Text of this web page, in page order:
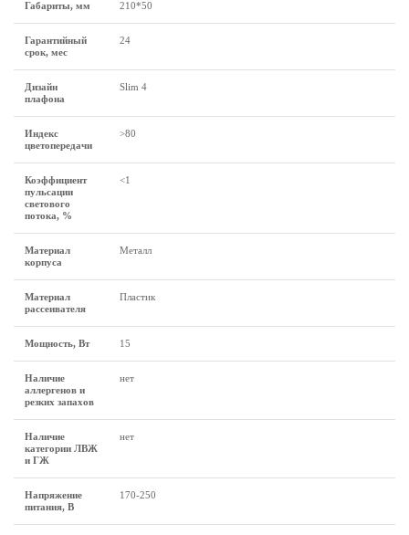
Габариты, мм 210*50
Гарантийный
срок, мес
24
Дизайн
плафона
Slim 4
Индекс
цветопередачи
>80
Коэффициент
пульсации
светового
потока, %
<1
Материал
корпуса
Металл
Материал
рассеивателя
Пластик
Мощность, Вт 15
Наличие
аллергенов и
резких запахов
нет
Наличие
категории ЛВЖ
и ГЖ
нет
Напряжение
питания, В
170-250